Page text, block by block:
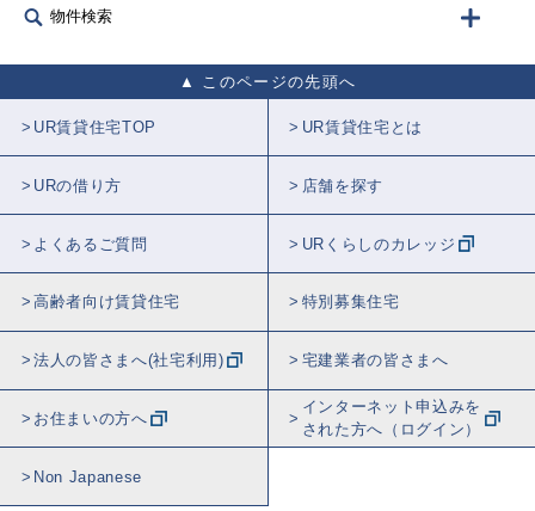
物件検索
このページの先頭へ
UR賃貸住宅TOP UR賃貸住宅とは
URの借り方 店舗を探す
よくあるご質問 URくらしのカレッジ
高齢者向け賃貸住宅 特別募集住宅
法人の皆さまへ(社宅利用) 宅建業者の皆さまへ
お住まいの方へ
インターネット申込みを
された方へ（ログイン）
Non Japanese